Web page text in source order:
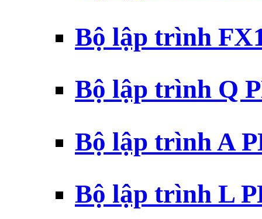
Bộ lập trình
Bộ lập trình Q
Bộ lập trình A
Bộ lập trình L